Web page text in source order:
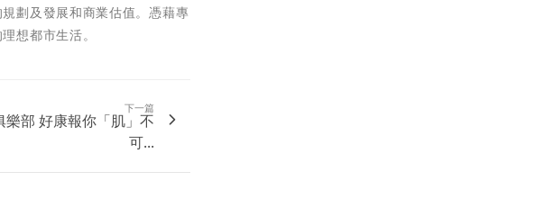
劃及發展和商業估值。憑藉專
想都市生活。
下一篇
樂部 好康報你「肌」不
可...